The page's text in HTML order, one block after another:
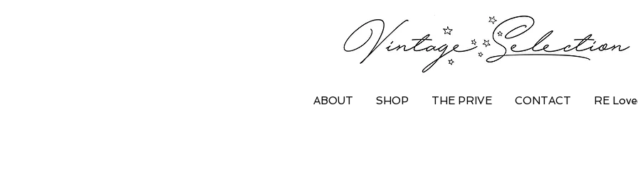
ABOUT SHOP THE PRIVE CONTACT RE